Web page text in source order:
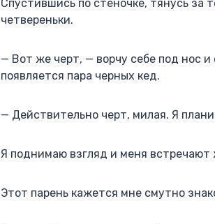
Спустившись по стеночке, тянусь за
четвереньки.
— Вот же черт, — ворчу себе под нос
появляется пара черных кед.
— Действительно черт, милая. Я
Я поднимаю взгляд и меня встречают
Этот парень кажется мне смутно